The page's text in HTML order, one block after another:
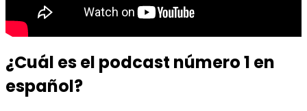
¿Cuál es el podcast número 1 en
español?